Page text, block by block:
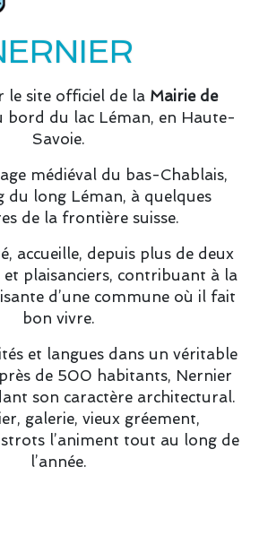
le site officiel de la Mairie de
bord du lac Léman, en Haute-
Savoie.
médiéval du bas-Chablais,
du long Léman, à quelques
de la frontière suisse.
accueille, depuis plus de deux
et plaisanciers, contribuant à la
d’une commune où il fait
bon vivre.
et langues dans un véritable
de 500 habitants, Nernier
son caractère architectural.
galerie, vieux gréement,
l’animent tout au long de
l’année.